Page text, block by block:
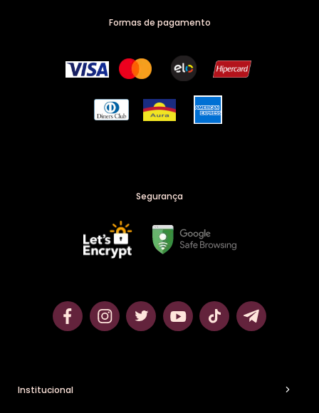
Lubrificante
Calcinha Tailandesa
Vibrador para casal
Formas de pagamento
Segurança
Institucional